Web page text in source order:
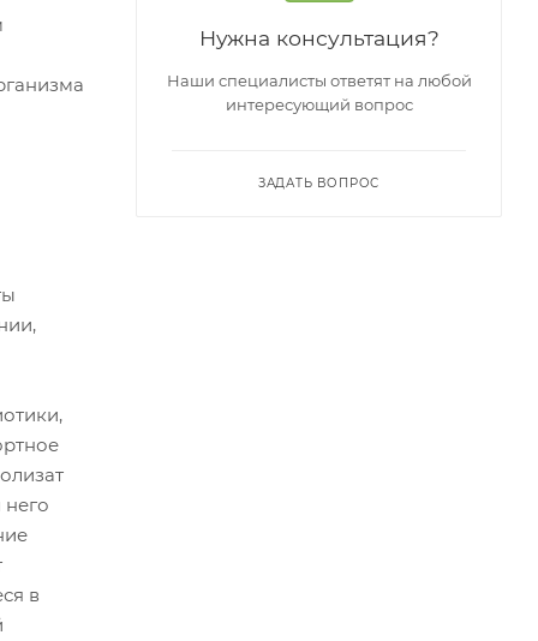
в
Нужна консультация?
Наши специалисты ответят на любой
интересующий вопрос
ЗАДАТЬ ВОПРОС